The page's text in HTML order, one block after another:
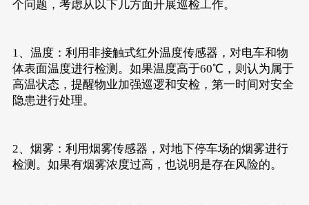
个问题，考虑从以下几方面开展巡检工作。
1、温度：利用非接触式红外温度传感器，对电车和物
体表面温度进行检测。如果温度高于60℃，则认为属于
高温状态，提醒物业加强巡逻和安检，第一时间对安全
隐患进行处理。
2、烟雾：利用烟雾传感器，对地下停车场的烟雾进行
检测。如果有烟雾浓度过高，也说明是存在风险的。